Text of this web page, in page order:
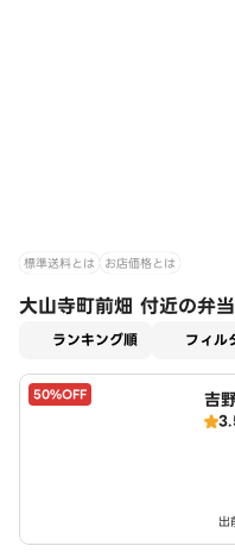
標準送料とは お店価格とは
大山寺町前畑 付近の弁当
ランキング順 フィル
50%OFF 吉
出